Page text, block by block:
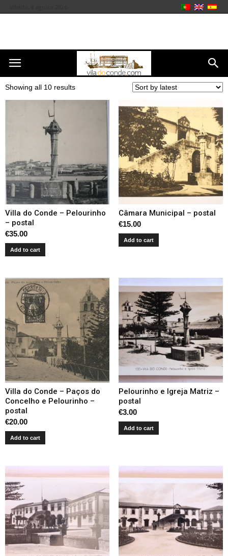
Showing all 10 results
Villa do Conde – Pelourinho
– postal
€35.00
Add to cart
Câmara Municipal – postal
€15.00
Add to cart
Villa do Conde – Paços do
Concelho e Pelourinho –
postal
€20.00
Add to cart
Pelourinho e Igreja Matriz –
postal
€3.00
Add to cart